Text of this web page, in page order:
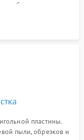
обрывов нити,
тестовом образце.
пластины.
пыли, обрезков и